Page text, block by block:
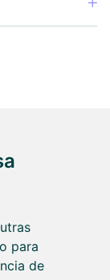
para
de